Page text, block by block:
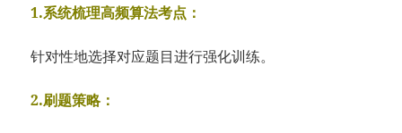
1.系统梳理​​高频算法考点​​：
针对性地选择对应题目进行强化训练。
​2.刷题策略​​：